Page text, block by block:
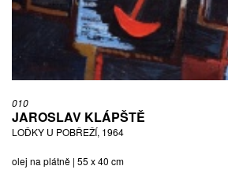
010
JAROSLAV KLÁPŠTĚ
LOĎKY U POBŘEŽÍ, 1964
olej na plátně | 55 x 40 cm